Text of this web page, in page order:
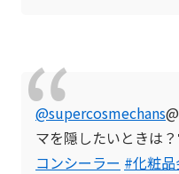
@supercosmechans
マを隠したいときは
コンシーラー #化粧品